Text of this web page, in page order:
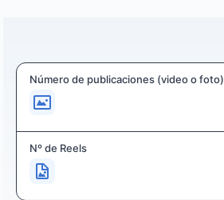
Número de publicaciones (video o foto)
Nº de Reels